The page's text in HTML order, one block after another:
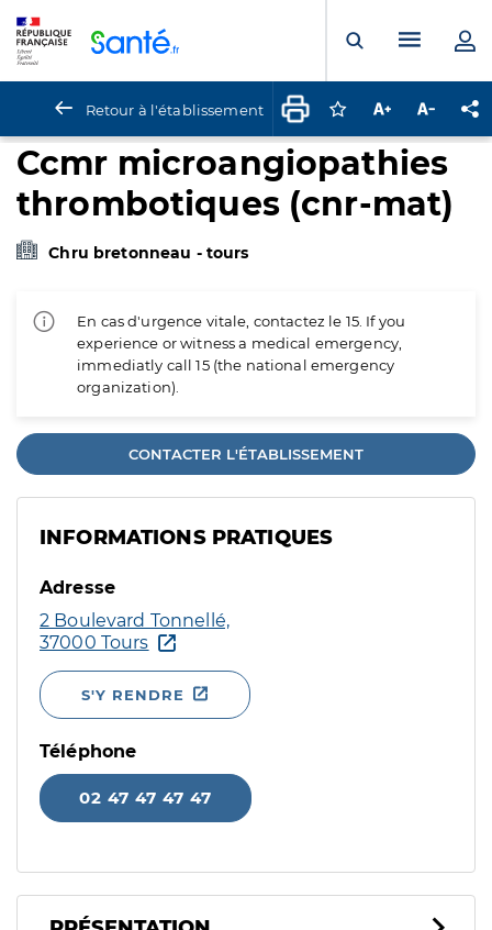
Ouvrir laMenu
Retour à l'établissement Connectez-vous
Augmenter la
Ccmr microangiopathies
thrombotiques (cnr-mat)
Chru bretonneau - tours
En cas d'urgence vitale, contactez le 15. If you
experience or witness a medical emergency,
immediatly call 15 (the national emergency
organization).
CONTACTER L'ÉTABLISSEMENT
INFORMATIONS PRATIQUES
Adresse
2 Boulevard Tonnellé,
37000 Tours
S'Y RENDRE
Téléphone
02 47 47 47 47